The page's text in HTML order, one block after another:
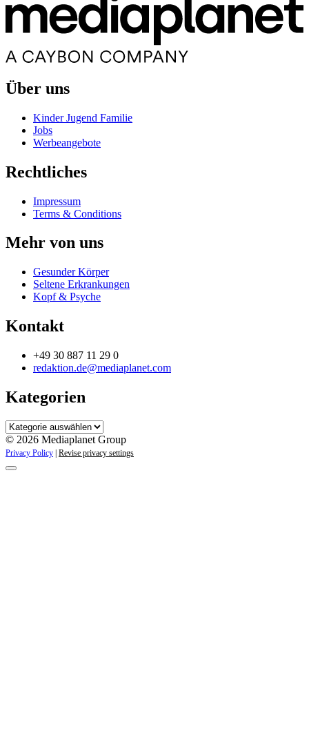
Über uns
Kinder Jugend Familie
Jobs
Werbeangebote
Rechtliches
Impressum
Terms & Conditions
Mehr von uns
Gesunder Körper
Seltene Erkrankungen
Kopf & Psyche
Kontakt
+49 30 887 11 29 0
redaktion.de@mediaplanet.com
Kategorien
Kategorien
© 2026 Mediaplanet Group
Privacy Policy Revise privacy settings